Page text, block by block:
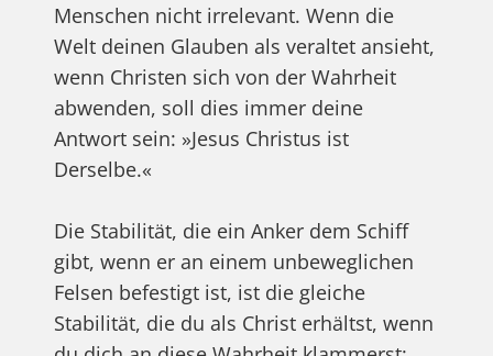
Menschen nicht irrelevant. Wenn die
Welt deinen Glauben als veraltet ansieht,
wenn Christen sich von der Wahrheit
abwenden, soll dies immer deine
Antwort sein: »Jesus Christus ist
Derselbe.«
Die Stabilität, die ein Anker dem Schiff
gibt, wenn er an einem unbeweglichen
Felsen befestigt ist, ist die gleiche
Stabilität, die du als Christ erhältst, wenn